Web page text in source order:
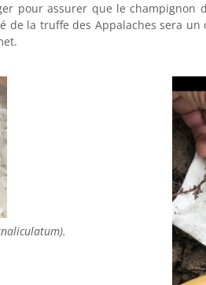
pour assurer que le champignon
de la truffe des Appalaches sera